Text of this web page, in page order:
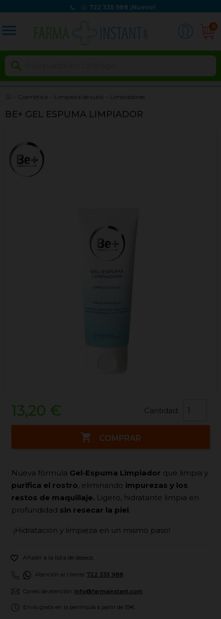
722 335 988 ¡Nuevo!
menu 0

Cosmética Limpieza de cutis Limpiadores
BE+ GEL ESPUMA LIMPIADOR
13,20 € Cantidad:
 COMPRAR
Nueva fórmula Gel-Espuma Limpiador que limpia y
purifica el rostro, eliminando impurezas y los
restos de maquillaje. Ligero, hidratante limpia en
profundidad sin resecar la piel.
¡Hidratación y limpieza en un mismo paso!
 Añadir a la lista de deseos
Atención al cliente: 722 335 988
Correo de atención: info@farmainstant.com
Envío gratis en la península a partir de 59€